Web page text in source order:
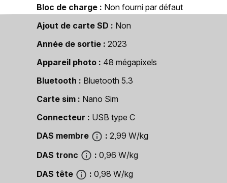
Bloc de charge
Non fourni par défaut
Ajout de carte SD
Non
Année de sortie
2023
Appareil photo
48 mégapixels
Bluetooth
Bluetooth 5.3
Carte sim
Nano Sim
Connecteur
USB type C
DAS membre
2,99 W/kg
DAS tronc
0,96 W/kg
DAS tête
0,98 W/kg